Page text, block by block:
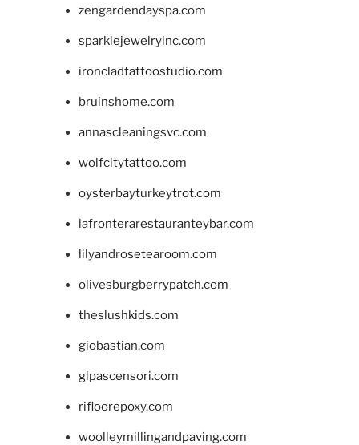
zengardendayspa.com
sparklejewelryinc.com
ironcladtattoostudio.com
bruinshome.com
annascleaningsvc.com
wolfcitytattoo.com
oysterbayturkeytrot.com
lafronterarestauranteybar.com
lilyandrosetearoom.com
olivesburgberrypatch.com
theslushkids.com
giobastian.com
glpascensori.com
rifloorepoxy.com
woolleymillingandpaving.com